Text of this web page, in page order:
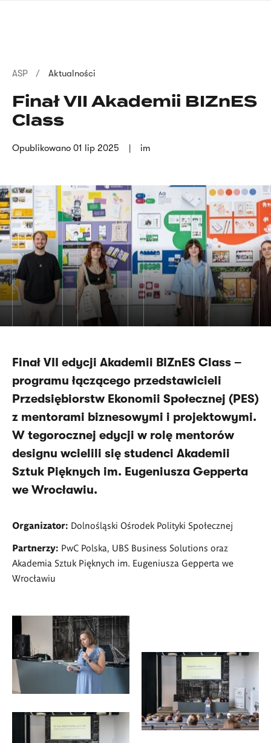
Ścieżka
nawigacyjna
ASP Aktualności
Finał VII Akademii BIZnES
Class
Opublikowano 01 lip 2025 im
Finał VII edycji Akademii BIZnES Class –
programu łączącego przedstawicieli
Przedsiębiorstw Ekonomii Społecznej (PES)
z mentorami biznesowymi i projektowymi.
W tegorocznej edycji w rolę mentorów
designu wcielili się studenci Akademii
Sztuk Pięknych im. Eugeniusza Gepperta
we Wrocławiu.
Organizator: Dolnośląski Ośrodek Polityki Społecznej
Partnerzy: PwC Polska, UBS Business Solutions oraz
Akademia Sztuk Pięknych im. Eugeniusza Gepperta we
Wrocławiu